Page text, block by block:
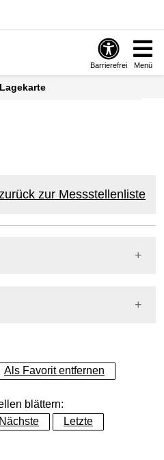
Barrierefrei Menü
zur Messstellenliste
Als Favorit entfernen
blättern:
Nächste Letzte